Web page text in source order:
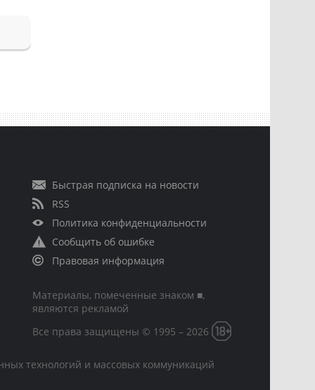
Быстрая подписка на новости
RSS
Политика конфиденциальности
Сообщить об ошибке
Правовая информация
Материалы, помеченные знаком ■,
являются рекламой
Все права защищены © 1995 – 2026
технологий и массовых коммуникаций